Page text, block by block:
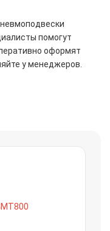
помогут
оформят
у менеджеров.